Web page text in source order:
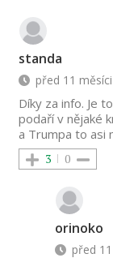
standa
před 11 měsíci
Díky za info. Je
podaří v nějaké
a Trumpa to asi
3 0
orinoko
před